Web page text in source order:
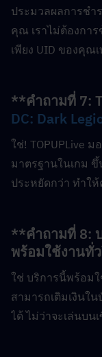
ประมวลผลการชำ
คุณ เราไม่ต้องกา
เพียง UID ของคุณ
DC: Dark
ใช่! TOPUPLive
มาตรฐานในเกม
ประหยัดกว่า ทำใ
**คำถามที่ 8: บ
พร้อมใช้งานทั่
ใช่ บริการนี้พร้อม
สามารถเติมเงินใน
ได้ ไม่ว่าจะเล่นบน